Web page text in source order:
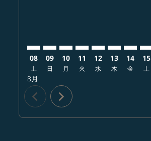
08
土
8月
09
日
10
月
11
火
12
水
13
木
14
金
15
土
chevron_left chevron_right